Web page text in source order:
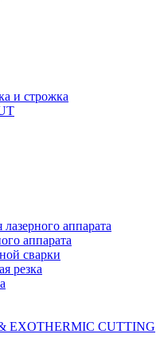
и строжка
аппарата
аппарата
сварки
резка
EXOTHERMIC CUTTING